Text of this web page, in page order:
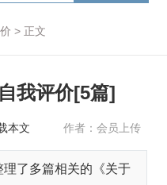
> 正文
我评价[5篇]
本文 作者：会员上传
了多篇相关的《关于